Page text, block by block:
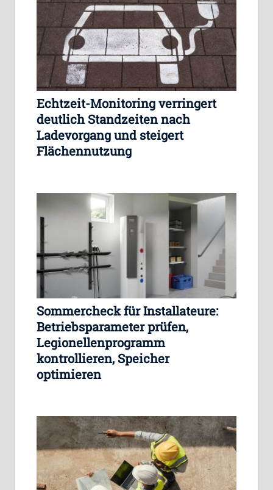
Echtzeit-Monitoring verringert
deutlich Standzeiten nach
Ladevorgang und steigert
Flächennutzung
Sommercheck für Installateure:
Betriebsparameter prüfen,
Legionellenprogramm
kontrollieren, Speicher
optimieren